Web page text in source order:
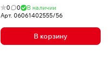
0 0
В наличии
Арт. 06061402555/56
В корзину